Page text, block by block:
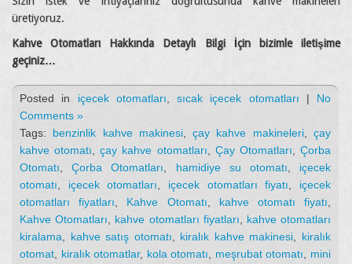
üretiyoruz.
Kahve Otomatları Hakkında Detaylı Bilgi İçin bizimle iletişime
geçiniz…
Posted in içecek otomatları sıcak içecek otomatları | No
Comments »
Tags: benzinlik kahve makinesi,çay kahve makineleri,çay
kahve otomatı ,çay kahve otomatları Çay Otomatları ,Çorba
Otomatı ,Çorba Otomatları hamidiye su otomatı
içecek
otomatı
içecek otomatları içecek otomatları fiyatı
içecek
otomatları fiyatları
Kahve Otomatı kahve otomatı fiyatı
Kahve Otomatları
kahve otomatları fiyatları
kahve otomatları
kiralama
kahve satış otomatı kiralık kahve makinesi
kiralık
otomat
kiralık otomatlar, kola otomatı meşrubat otomatı
mini